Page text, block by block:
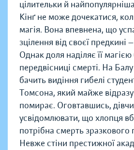
цілительки й
Кінґ не може дочекатися,
магія. Вона впевнена, що
зцілення від своєї предкині
Однак доля наділяє її
передвісниці смерті. На
бачить видіння гибелі
Томсона, який майже відразу
помирає. Оговтавшись,
усвідомлювати, що хлопця
потрібна смерть
Невже стіни престижної